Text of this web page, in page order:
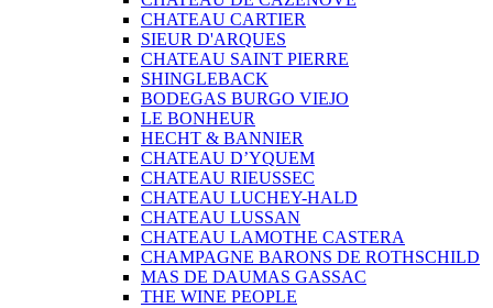
CHATEAU CARTIER
SIEUR D'ARQUES
CHATEAU SAINT PIERRE
SHINGLEBACK
BODEGAS BURGO VIEJO
LE BONHEUR
HECHT & BANNIER
CHATEAU D’YQUEM
CHATEAU RIEUSSEC
CHATEAU LUCHEY-HALD
CHATEAU LUSSAN
CHATEAU LAMOTHE CASTERA
CHAMPAGNE BARONS DE ROTHSCHILD
MAS DE DAUMAS GASSAC
THE WINE PEOPLE